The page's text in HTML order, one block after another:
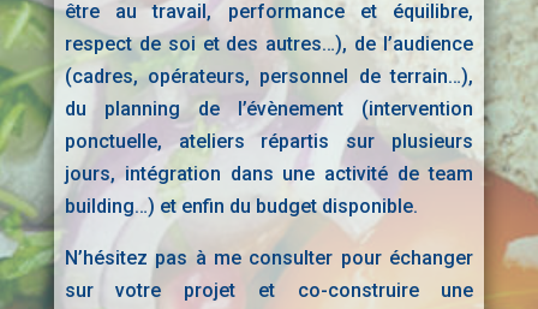
être au travail, performance et équilibre,
respect de soi et des autres…), de l’audience
(cadres, opérateurs, personnel de terrain…),
du planning de l’évènement (intervention
ponctuelle, ateliers répartis sur plusieurs
jours, intégration dans une activité de team
building…) et enfin du budget disponible.
N’hésitez pas à me consulter pour échanger
sur votre projet et co-construire une